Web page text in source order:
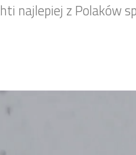
najlepiej z Polaków